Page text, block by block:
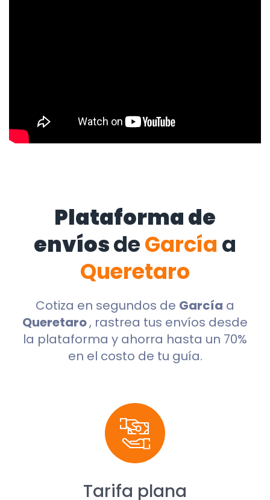
Plataforma de
envíosdeGarcía a
Queretaro
Cotiza en segundos de García a
Queretaro, rastrea tus envíos desde
la plataforma y ahorra hasta un 70%
en el costo de tu guía.
Tarifa plana